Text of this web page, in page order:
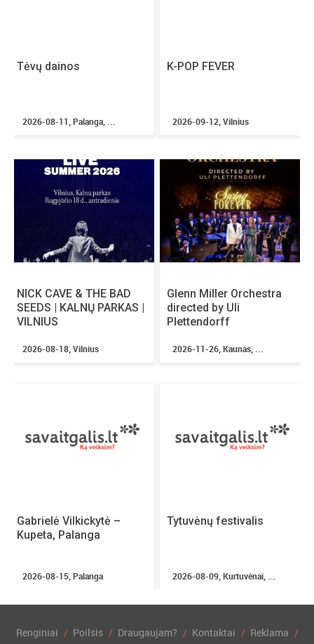
Tėvų dainos
2026-08-11, Palanga, ...
K-POP FEVER
2026-09-12, Vilnius
NICK CAVE & THE BAD
SEEDS | KALNŲ PARKAS |
VILNIUS
2026-08-18, Vilnius
Glenn Miller Orchestra
directed by Uli
Plettendorff
2026-11-26, Kaunas, ...
Gabrielė Vilkickytė –
Kupeta, Palanga
2026-08-15, Palanga
Tytuvėnų festivalis
2026-08-09, Kurtuvėnai, ...
Renginiai Poilsis Draugaujam? Kontaktai
Reklama